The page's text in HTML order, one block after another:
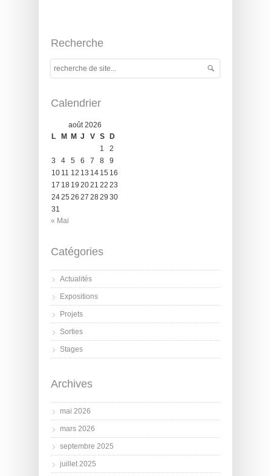
Recherche
Calendrier
août 2026
L
M M J V S
D
1
2
3
4 5 6 7 8
9
10 11 12 13 14 15 16
17 18 19 2021 22 23
2425 26 27 2829 30
31
« Mai
Catégories
Actualités
Expositions
Projets
Sorties
Stages
Archives
mai 2026
mars 2026
septembre 2025
juillet 2025